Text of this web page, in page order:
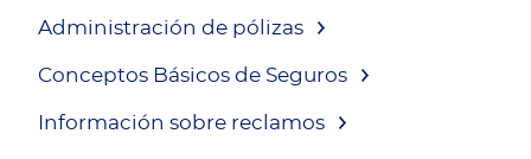
Administración de pólizas
Conceptos Básicos de Seguros
Información sobre reclamos